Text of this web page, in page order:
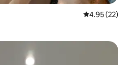
평점 4.95점(5
4.95 (22)